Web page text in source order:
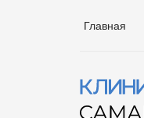
Главная